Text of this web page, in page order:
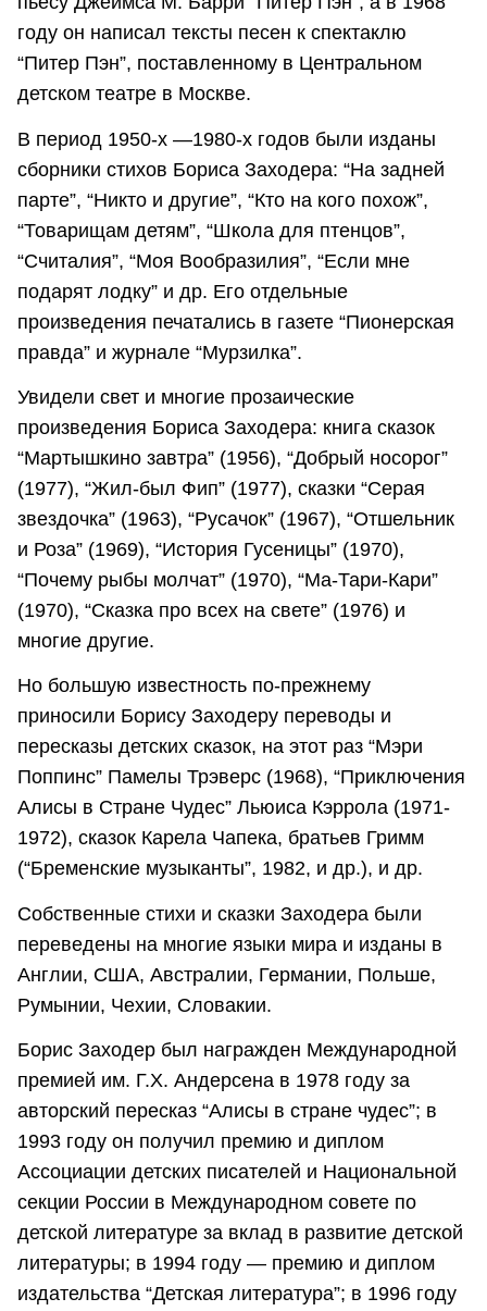
году он написал тексты песен к спектаклю
“Питер Пэн”, поставленному в Центральном
детском театре в Москве.
В период 1950-х —1980-х годов были изданы
сборники стихов Бориса Заходера: “На задней
парте”, “Никто и другие”, “Кто на кого похож”,
“Товарищам детям”, “Школа для птенцов”,
“Считалия”, “Моя Вообразилия”, “Если мне
подарят лодку” и др. Его отдельные
произведения печатались в газете “Пионерская
правда” и журнале “Мурзилка”.
Увидели свет и многие прозаические
произведения Бориса Заходера: книга сказок
“Мартышкино завтра” (1956), “Добрый носорог”
(1977), “Жил-был Фип” (1977), сказки “Серая
звездочка” (1963), “Русачок” (1967), “Отшельник
и Роза” (1969), “История Гусеницы” (1970),
“Почему рыбы молчат” (1970), “Ма-Тари-Кари”
(1970), “Сказка про всех на свете” (1976) и
многие другие.
Но большую известность по-прежнему
приносили Борису Заходеру переводы и
пересказы детских сказок, на этот раз “Мэри
Поппинс” Памелы Трэверс (1968), “Приключения
Алисы в Стране Чудес” Льюиса Кэррола (1971-
1972), сказок Карела Чапека, братьев Гримм
(“Бременские музыканты”, 1982, и др.), и др.
Собственные стихи и сказки Заходера были
переведены на многие языки мира и изданы в
Англии, США, Австралии, Германии, Польше,
Румынии, Чехии, Словакии.
Борис Заходер был награжден Международной
премией им. Г.Х. Андерсена в 1978 году за
авторский пересказ “Алисы в стране чудес”; в
1993 году он получил премию и диплом
Ассоциации детских писателей и Национальной
секции России в Международном совете по
детской литературе за вклад в развитие детской
литературы; в 1994 году — премию и диплом
издательства “Детская литература”; в 1996 году